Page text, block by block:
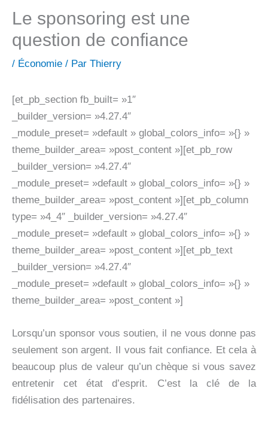
Le sponsoring est une
question de confiance
/ Économie / Par Thierry
[et_pb_section fb_built= »1″
_builder_version= »4.27.4″
_module_preset= »default » global_colors_info= »{} »
theme_builder_area= »post_content »][et_pb_row
_builder_version= »4.27.4″
_module_preset= »default » global_colors_info= »{} »
theme_builder_area= »post_content »][et_pb_column
type= »4_4″ _builder_version= »4.27.4″
_module_preset= »default » global_colors_info= »{} »
theme_builder_area= »post_content »][et_pb_text
_builder_version= »4.27.4″
_module_preset= »default » global_colors_info= »{} »
theme_builder_area= »post_content »]
Lorsqu’un sponsor vous soutien, il ne vous donne pas
seulement son argent. Il vous fait confiance. Et cela à
beaucoup plus de valeur qu’un chèque si vous savez
entretenir cet état d’esprit. C’est la clé de la
fidélisation des partenaires.